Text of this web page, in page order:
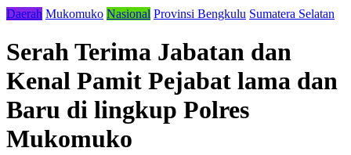
Daerah Mukomuko Nasional Provinsi Bengkulu Sumatera Selatan
Serah Terima Jabatan dan
Kenal Pamit Pejabat lama dan
Baru di lingkup Polres
Mukomuko